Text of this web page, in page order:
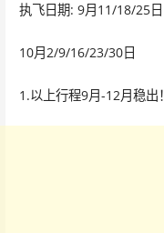
执飞日期: 9月11/18/25日
10月2/9/16/23/30日
1.以上行程9月-12月稳出！